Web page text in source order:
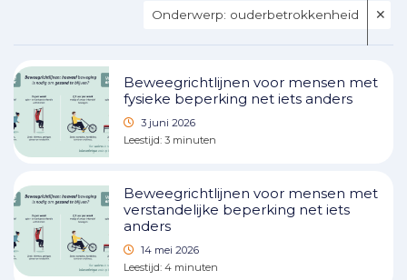
Onderwerp: ouderbetrokkenheid ✕
Beweegrichtlijnen voor mensen met
fysieke beperking net iets anders
3 juni 2026
Leestijd: 3minuten
Beweegrichtlijnen voor mensen met
verstandelijke beperking net iets
anders
14 mei 2026
Leestijd: 4minuten